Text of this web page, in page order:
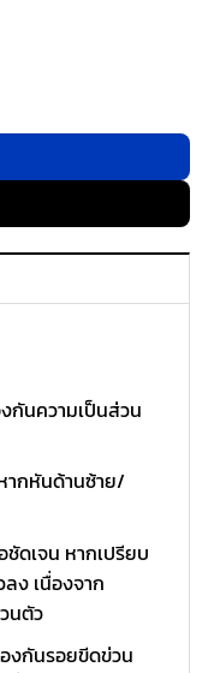
Glass - ฟิล์มกระจก
กันความเป็นส่วน
ากหันด้านซ้าย/
ชัดเจน หากเปรียบ
ง เนื่องจาก
นตัว
องกันรอยขีดข่วน